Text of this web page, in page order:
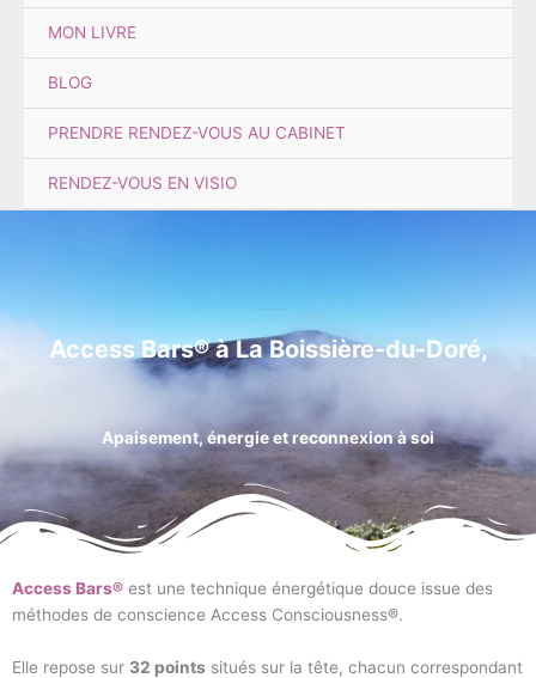
MON LIVRE
BLOG
PRENDRE RENDEZ-VOUS AU CABINET
RENDEZ-VOUS EN VISIO
Access Bars® à La Boissière-du-Doré,
Apaisement, énergie et reconnexion à soi
Access Bars® est une technique énergétique douce issue des
méthodes de conscience Access Consciousness®.
Elle repose sur 32 points situés sur la tête, chacun correspondant